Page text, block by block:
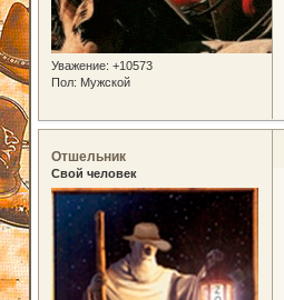
Уважение: +10573
Пол: Мужской
Отшельник
Свой человек